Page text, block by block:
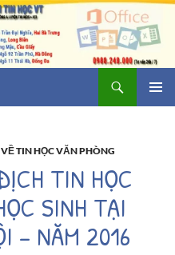
TIN HỌC VĂN PHÒNG
TIN HỌC
SINH TẠI
– NĂM 2016